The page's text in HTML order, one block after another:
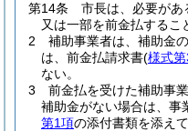
第14条
市長は、必要があ
又は一部を前金払するこ
2
補助事業者は、補助金
は、前金払請求書(様式
ない。
3
前金払を受けた補助事
補助金がない場合は、事
第1項の添付書類を添え